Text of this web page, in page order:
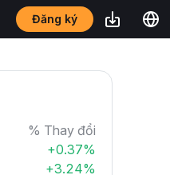
Đăng ký
% Thay đổi
+0.37%
+3.24%